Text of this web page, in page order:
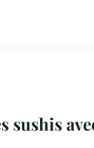
sushis